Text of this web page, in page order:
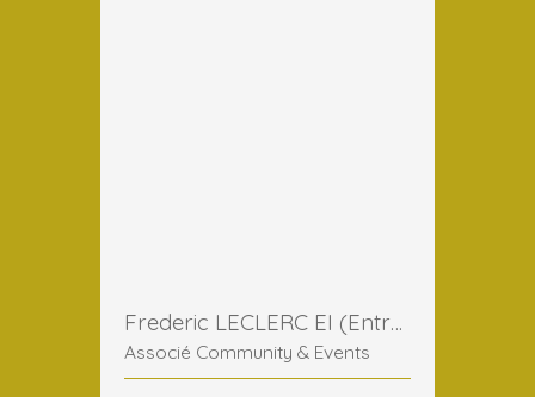
Frederic LECLERC EI (Entreprise Individuelle)
Associé Community & Events